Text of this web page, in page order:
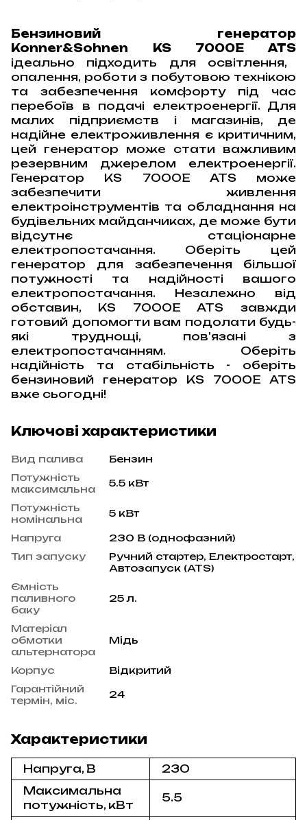
Бензиновий генератор
Konner&Sohnen KS 7000E ATS
ідеально підходить для освітлення,
опалення, роботи з побутовою технікою
та забезпечення комфорту під час
перебоїв в подачі електроенергії. Для
малих підприємств і магазинів, де
надійне електроживлення є критичним,
цей генератор може стати важливим
резервним джерелом електроенергії.
Генератор KS 7000E ATS може
забезпечити живлення
електроінструментів та обладнання на
будівельних майданчиках, де може бути
відсутнє стаціонарне
електропостачання. Оберіть цей
генератор для забезпечення більшої
потужності та надійності вашого
електропостачання. Незалежно від
обставин, KS 7000E ATS завжди
готовий допомогти вам подолати будь-
які труднощі, пов'язані з
електропостачанням. Оберіть
надійність та стабільність - оберіть
бензиновий генератор KS 7000E ATS
вже сьогодні!
Ключові характеристики
Вид палива
Бензин
Потужність
максимальна
5.5 кВт
Потужність
номінальна
5 кВт
Напруга
230 В (однофазний)
Тип запуску
Ручний стартер, Електростарт,
Автозапуск (ATS)
Ємність
паливного
баку
25 л.
Матеріал
обмотки
альтернатора
Мідь
Корпус
Відкритий
Гарантійний
термін, міс.
24
Характеристики
Напруга, В
230
Максимальна
потужність, кВт
5.5